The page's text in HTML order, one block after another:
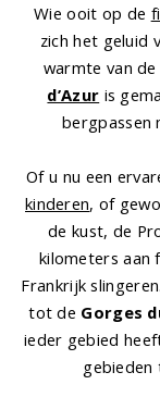
Wie ooit op de
zich het geluid
warmte van
d’Azur is
bergpassen
Of u nu een
kinderen, of
de kust, de
kilometers aan
Frankrijk
tot de Gorges
ieder gebied
gebieden